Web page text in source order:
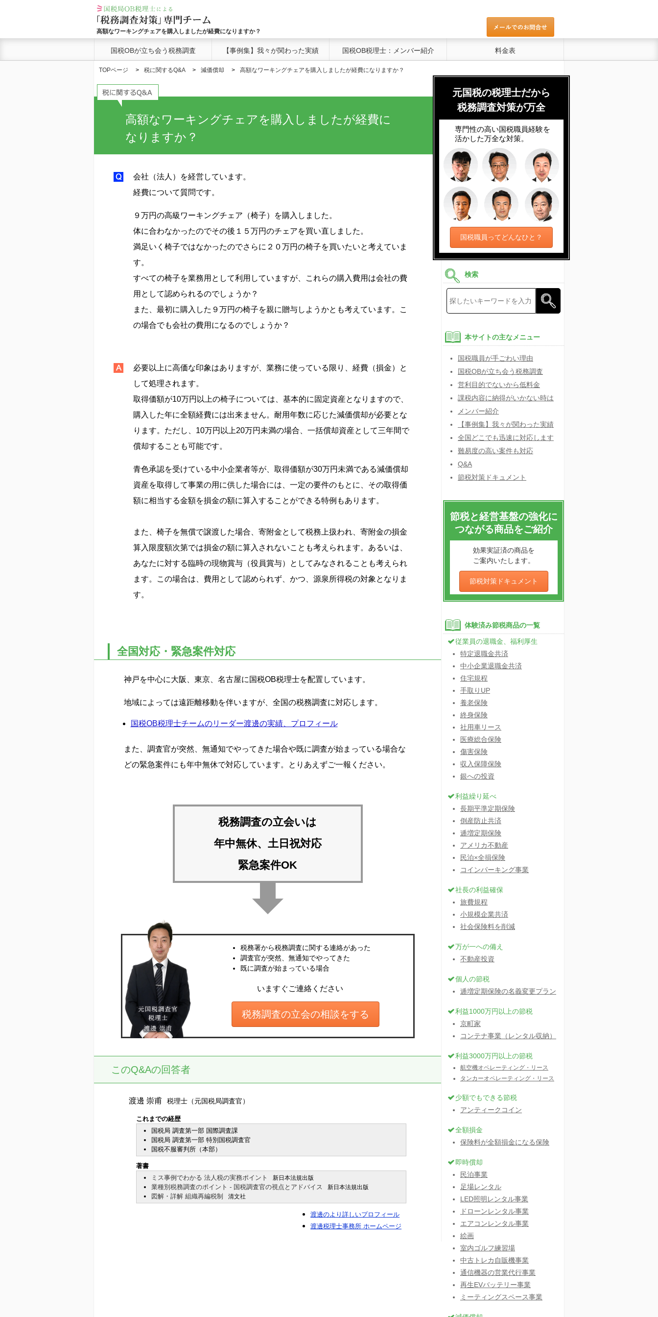
高額なワーキングチェアを購入しましたが経費になりますか？
国税OBが立ち会う税務調査 【事例集】我々が関わった実績 国税OB税理士：メンバー紹介 料金表
TOPページ 税に関するQ&A 減価償却 高額なワーキングチェアを購入しましたが経費になりますか？
高額なワーキングチェアを購入しましたが経費に
なりますか？
会社（法人）を経営しています。
経費について質問です。
９万円の高級ワーキングチェア（椅子）を購入しました。
体に合わなかったのでその後１５万円のチェアを買い直しました。
満足いく椅子ではなかったのでさらに２０万円の椅子を買いたいと考えていま
す。
すべての椅子を業務用として利用していますが、これらの購入費用は会社の費
用として認められるのでしょうか？
また、最初に購入した９万円の椅子を親に贈与しようかとも考えています。こ
の場合でも会社の費用になるのでしょうか？
必要以上に高価な印象はありますが、業務に使っている限り、経費（損金）と
して処理されます。
取得価額が10万円以上の椅子については、基本的に固定資産となりますので、
購入した年に全額経費には出来ません。耐用年数に応じた減価償却が必要とな
ります。ただし、10万円以上20万円未満の場合、一括償却資産として三年間で
償却することも可能です。
青色承認を受けている中小企業者等が、取得価額が30万円未満である減価償却
資産を取得して事業の用に供した場合には、一定の要件のもとに、その取得価
額に相当する金額を損金の額に算入することができる特例もあります。
また、椅子を無償で譲渡した場合、寄附金として税務上扱われ、寄附金の損金
算入限度額次第では損金の額に算入されないことも考えられます。あるいは、
あなたに対する臨時の現物賞与（役員賞与）としてみなされることも考えられ
ます。この場合は、費用として認められず、かつ、源泉所得税の対象となりま
す。
全国対応・緊急案件対応
神戸を中心に大阪、東京、名古屋に国税OB税理士を配置しています。
地域によっては遠距離移動を伴いますが、全国の税務調査に対応します。
国税OB税理士チームのリーダー渡邊の実績、プロフィール
また、調査官が突然、無通知でやってきた場合や既に調査が始まっている場合な
どの緊急案件にも年中無休で対応しています。とりあえずご一報ください。
税務調査の立会いは
年中無休、土日祝対応
緊急案件OK
税務署から税務調査に関する連絡があった
調査官が突然、無通知でやってきた
既に調査が始まっている場合
いますぐご連絡ください
税務調査の立会の相談をする
このQ&Aの回答者
渡邊 崇甫 税理士（元国税局調査官）
これまでの経歴
国税局 調査第一部 国際調査課
国税局 調査第一部 特別国税調査官
国税不服審判所（本部）
著書
ミス事例でわかる 法人税の実務ポイント
新日本法規出版
業種別税務調査のポイント - 国税調査官の視点とアドバイス 新日本法規出版
図解・詳解 組織再編税制 清文社
渡邊のより詳しいプロフィール
渡邊税理士事務所 ホームページ
元国税の税理士だから
税務調査対策が万全
専門性の高い国税職員経験を
活かした万全な対策。
国税職員ってどんなひと？
検索
本サイトの主なメニュー
国税職員が手ごわい理由
国税OBが立ち会う税務調査
営利目的でないから低料金
課税内容に納得がいかない時は
メンバー紹介
【事例集】我々が関わった実績
全国どこでも迅速に対応します
難易度の高い案件も対応
Q&A
節税対策ドキュメント
節税と経営基盤の強化に
つながる商品をご紹介
効果実証済の商品を
ご案内いたします。
節税対策ドキュメント
体験済み節税商品の一覧
従業員の退職金、福利厚生
特定退職金共済
中小企業退職金共済
住宅規程
手取りUP
養老保険
終身保険
社用車リース
医療総合保険
傷害保険
収入保障保険
銀への投資
利益繰り延べ
長期平準定期保険
倒産防止共済
逓増定期保険
アメリカ不動産
民泊×全損保険
コインパーキング事業
社長の利益確保
旅費規程
小規模企業共済
社会保険料を削減
万が一への備え
不動産投資
個人の節税
逓増定期保険の名義変更プラン
利益1000万円以上の節税
京町家
コンテナ事業（レンタル収納）
利益3000万円以上の節税
航空機オペレーティング・リース
タンカーオペレーティング・リース
少額でもできる節税
アンティークコイン
全額損金
保険料が全額損金になる保険
即時償却
民泊事業
足場レンタル
LED照明レンタル事業
ドローンレンタル事業
エアコンレンタル事業
絵画
室内ゴルフ練習場
中古トレカ自販機事業
通信機器の営業代行事業
再生EVバッテリー事業
ミーティングスペース事業